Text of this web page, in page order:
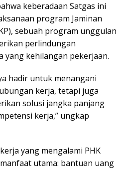
keberadaan Satgas ini
program Jaminan
sebuah program unggulan
perlindungan
yang kehilangan pekerjaan.
hadir untuk menangani
kerja, tetapi juga
solusi jangka panjang
kerja,” ungkap
yang mengalami PHK
utama: bantuan uang